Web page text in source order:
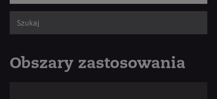
Obszary zastosowania